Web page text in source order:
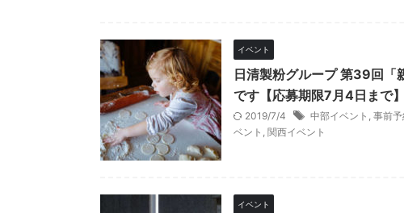
イベント
日清製粉グループ 第39回「
です【応募期限7月4日まで】
2019/7/4 中部イベント , 事前予
ベント , 関西イベント
イベント